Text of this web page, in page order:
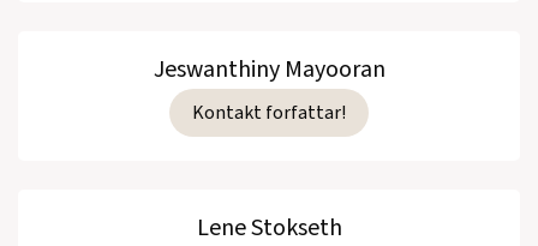
Jeswanthiny Mayooran
Kontakt forfattar!
Lene Stokseth